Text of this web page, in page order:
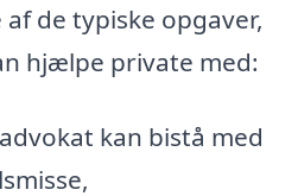
de typiske opgaver,
hjælpe private med:
kan bistå med